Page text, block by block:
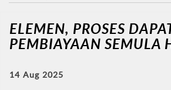
ELEMEN, PROSES
PEMBIAYAAN SEMULA
14 Aug 2025